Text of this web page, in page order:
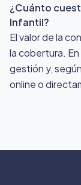
¿Cuánto
Infantil?
El valor de la
la cobertura.
gestión y,
online o